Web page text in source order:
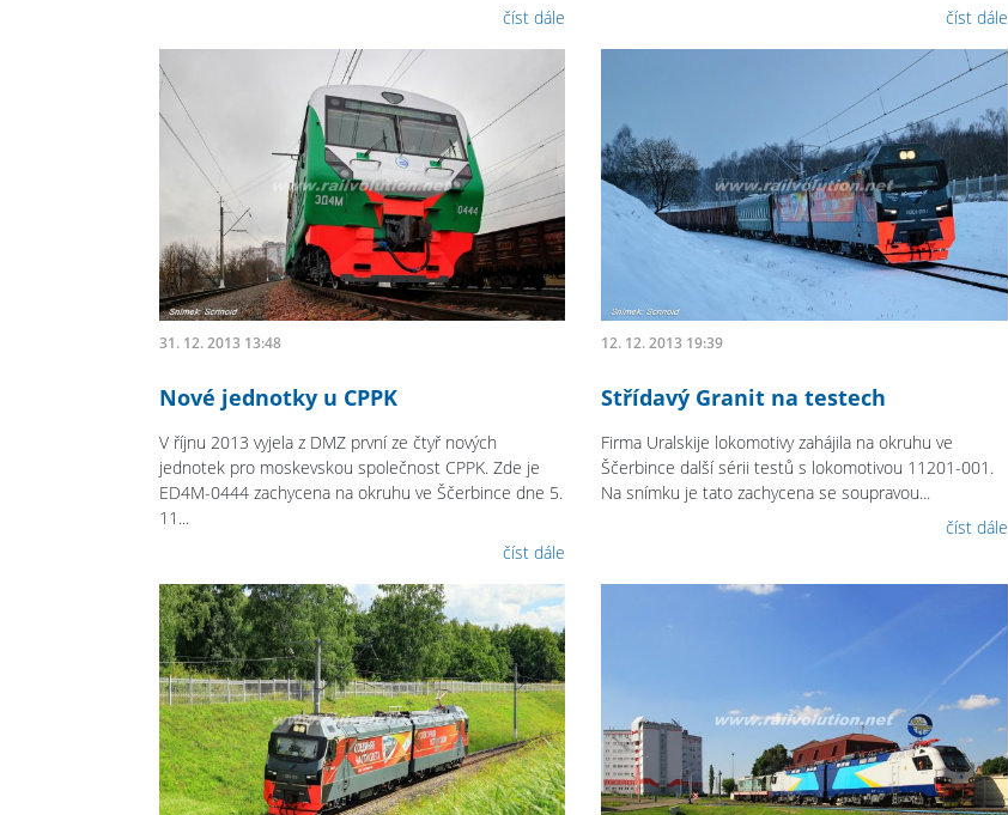
číst dále
číst dále
31. 12. 2013 13:48
Nové jednotky u CPPK
V říjnu 2013 vyjela z DMZ první ze čtyř nových
jednotek pro moskevskou společnost CPPK. Zde je
ED4M-0444 zachycena na okruhu ve Ščerbince dne 5.
11...
číst dále
12. 12. 2013 19:39
Střídavý Granit na testech
Firma Uralskije lokomotivy zahájila na okruhu ve
Ščerbince další sérii testů s lokomotivou 11201-001.
Na snímku je tato zachycena se soupravou...
číst dále